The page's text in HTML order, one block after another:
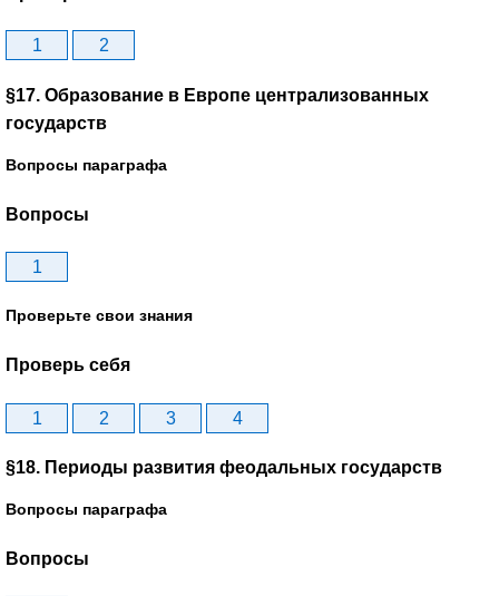
1 2
§17. Образование в Европе централизованных
государств
Вопросы параграфа
Вопросы
1
Проверьте свои знания
Проверь себя
1 2 3 4
§18. Периоды развития феодальных государств
Вопросы параграфа
Вопросы